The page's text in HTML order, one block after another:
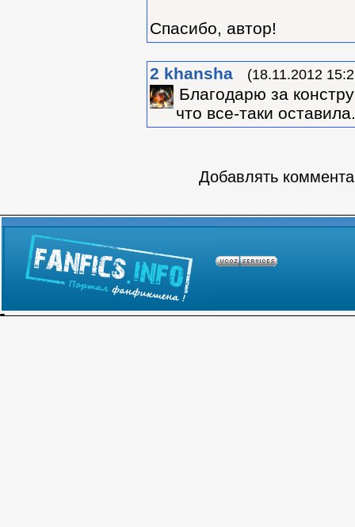
Спасибо, автор!
2 khansha (18.11.2012
Благодарю за
что все-таки оставила.
Добавлять